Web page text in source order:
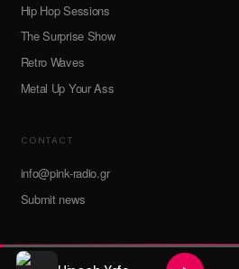
Hip Hop Sessions
The Surprise Show
Retro Waves
Metal Up Your Ass
CONTACT
info@pink-radio.gr
Submit news